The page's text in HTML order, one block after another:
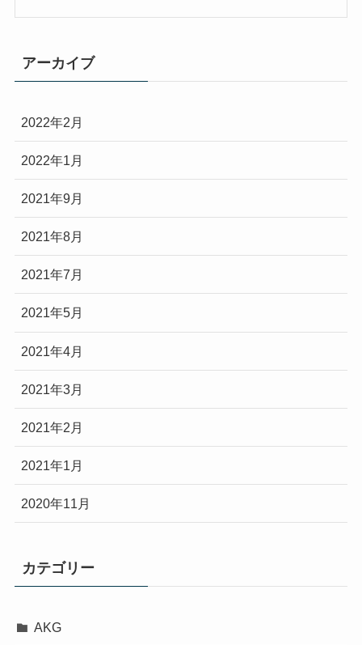
アーカイブ
2022年2月
2022年1月
2021年9月
2021年8月
2021年7月
2021年5月
2021年4月
2021年3月
2021年2月
2021年1月
2020年11月
カテゴリー
AKG